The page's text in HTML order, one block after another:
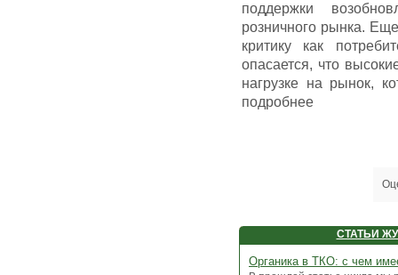
поддержки
розничного рынка.
критику как
опасается, что
нагрузке на рынок,
подробнее
СТАТЬИ
Органика в ТКО: с чем